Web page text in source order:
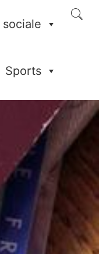
Sports